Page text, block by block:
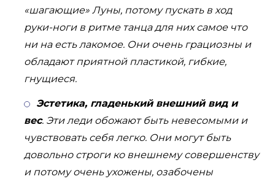
«шагающие» Луны, потому пускать в ход
руки-ноги в ритме танца для них самое что
ни на есть лакомое. Они очень грациозны и
обладают приятной пластикой, гибкие,
гнущиеся.
Эстетика, гладенький внешний вид и
вес. Эти леди обожают быть невесомыми и
чувствовать себя легко. Они могут быть
довольно строги ко внешнему совершенству
и потому очень ухожены, озабочены